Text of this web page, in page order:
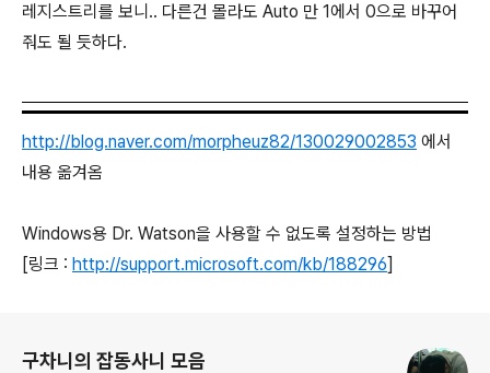
레지스트리를 보니.. 다른건 몰라도 Auto 만 1에서 0으로 바꾸어
줘도 될 듯하다.
http://blog.naver.com/morpheuz82/130029002853 에서
내용 옮겨옴
Windows용 Dr. Watson을 사용할 수 없도록 설정하는 방법
[링크 : http://support.microsoft.com/kb/188296]
구차니의 잡동사니 모음